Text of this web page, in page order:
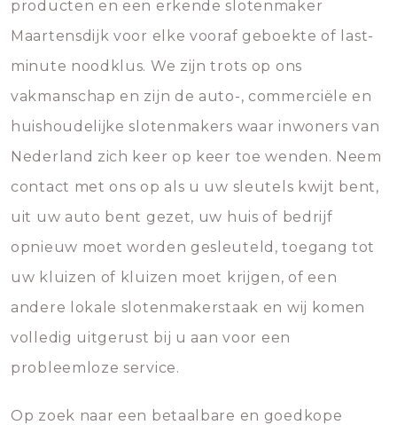
producten en een erkende slotenmaker
Maartensdijk voor elke vooraf geboekte of last-
minute noodklus. We zijn trots op ons
vakmanschap en zijn de auto-, commerciële en
huishoudelijke slotenmakers waar inwoners van
Nederland zich keer op keer toe wenden. Neem
contact met ons op als u uw sleutels kwijt bent,
uit uw auto bent gezet, uw huis of bedrijf
opnieuw moet worden gesleuteld, toegang tot
uw kluizen of kluizen moet krijgen, of een
andere lokale slotenmakerstaak en wij komen
volledig uitgerust bij u aan voor een
probleemloze service.
Op zoek naar een betaalbare en goedkope